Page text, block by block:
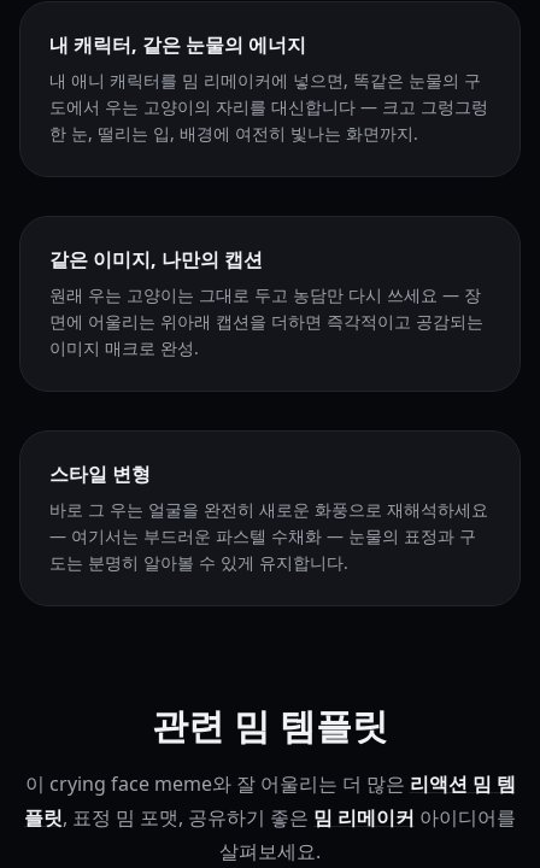
내 캐릭터, 같은 눈물의 에너지
내 애니 캐릭터를 밈 리메이커에 넣으면, 똑같은 눈물의 구
도에서 우는 고양이의 자리를 대신합니다 — 크고 그렁그렁
한 눈, 떨리는 입, 배경에 여전히 빛나는 화면까지.
같은 이미지, 나만의 캡션
원래 우는 고양이는 그대로 두고 농담만 다시 쓰세요 — 장
면에 어울리는 위아래 캡션을 더하면 즉각적이고 공감되는
이미지 매크로 완성.
스타일 변형
바로 그 우는 얼굴을 완전히 새로운 화풍으로 재해석하세요
— 여기서는 부드러운 파스텔 수채화 — 눈물의 표정과 구
도는 분명히 알아볼 수 있게 유지합니다.
관련 밈 템플릿
이 crying face meme와 잘 어울리는 더 많은 리액션 밈 템
플릿, 표정 밈 포맷, 공유하기 좋은 밈 리메이커 아이디어를
살펴보세요.